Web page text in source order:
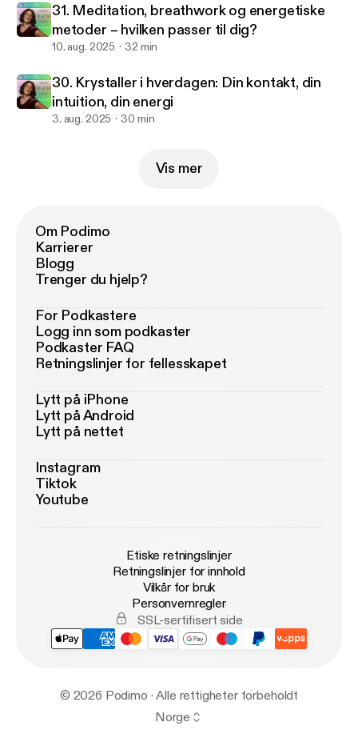
31. Meditation, breathwork og energetiske
metoder – hvilken passer til dig?
10. aug. 2025 32 min
30. Krystaller i hverdagen: Din kontakt, din
intuition, din energi
3. aug. 2025 30 min
Vis mer
Om Podimo
Karrierer
Blogg
Trenger du hjelp?
For Podkastere
Logg inn som podkaster
Podkaster FAQ
Retningslinjer for fellesskapet
Lytt på iPhone
Lytt på Android
Lytt på nettet
Instagram
Tiktok
Youtube
Etiske retningslinjer
Retningslinjer for innhold
Vilkår for bruk
Personvernregler
SSL-sertifisert side
© 2026 Podimo · Alle rettigheter forbeholdt
Norge